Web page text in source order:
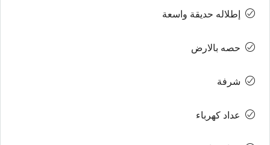
إطلاله حديقة واسعة
حصه بالارض
شرفة
عداد كهرباء